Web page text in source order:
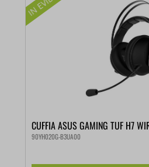
CUFFIA ASUS GAMING TUF H7
90YH020G-B3UA00